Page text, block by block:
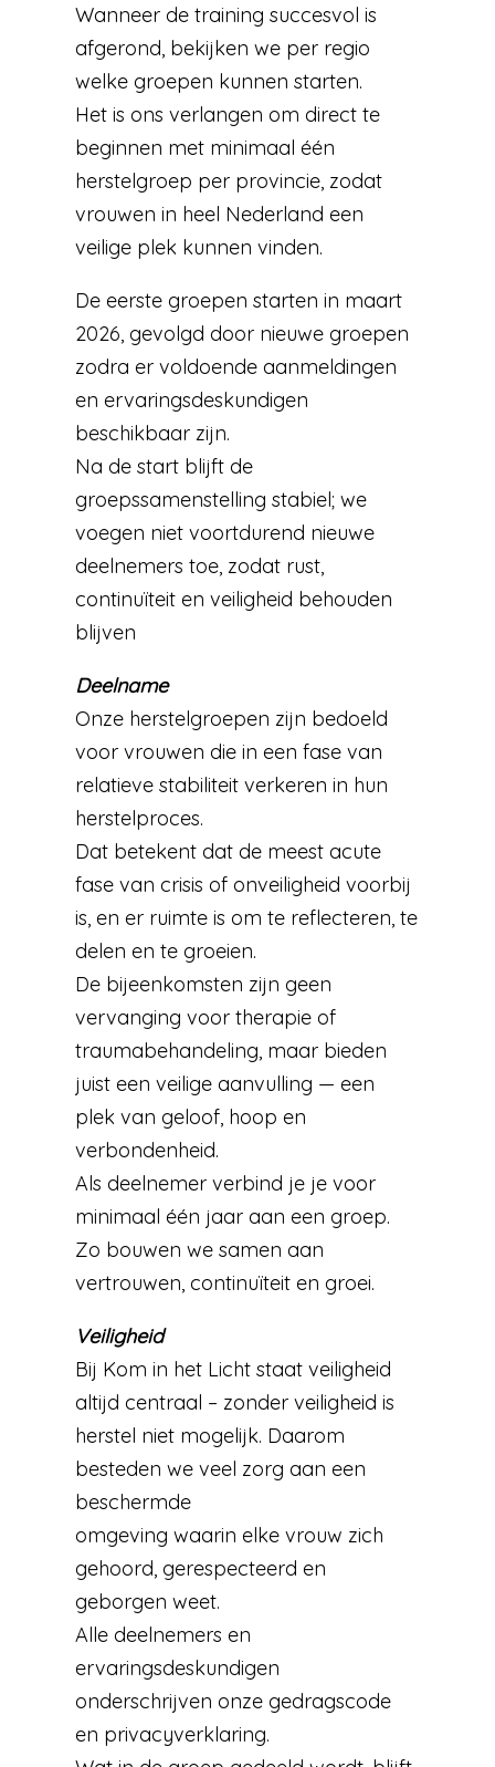
Wanneer de training succesvol is
afgerond, bekijken we per regio
welke groepen kunnen starten.
Het is ons verlangen om direct te
beginnen met minimaal één
herstelgroep per provincie, zodat
vrouwen in heel Nederland een
veilige plek kunnen vinden.
De eerste groepen starten in maart
2026, gevolgd door nieuwe groepen
zodra er voldoende aanmeldingen
en ervaringsdeskundigen
beschikbaar zijn.
Na de start blijft de
groepssamenstelling stabiel; we
voegen niet voortdurend nieuwe
deelnemers toe, zodat rust,
continuïteit en veiligheid behouden
blijven
Deelname
Onze herstelgroepen zijn bedoeld
voor vrouwen die in een fase van
relatieve stabiliteit verkeren in hun
herstelproces.
Dat betekent dat de meest acute
fase van crisis of onveiligheid voorbij
is, en er ruimte is om te reflecteren, te
delen en te groeien.
De bijeenkomsten zijn geen
vervanging voor therapie of
traumabehandeling, maar bieden
juist een veilige aanvulling — een
plek van geloof, hoop en
verbondenheid.
Als deelnemer verbind je je voor
minimaal één jaar aan een groep.
Zo bouwen we samen aan
vertrouwen, continuïteit en groei.
Veiligheid
Bij Kom in het Licht staat veiligheid
altijd centraal – zonder veiligheid is
herstel niet mogelijk. Daarom
besteden we veel zorg aan een
beschermde
omgeving waarin elke vrouw zich
gehoord, gerespecteerd en
geborgen weet.
Alle deelnemers en
ervaringsdeskundigen
onderschrijven onze gedragscode
en privacyverklaring.